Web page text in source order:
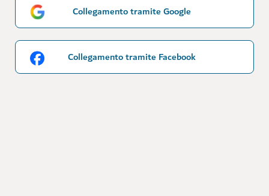
Collegamento tramite Google
Collegamento tramite Facebook